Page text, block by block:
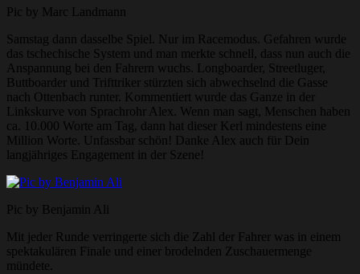
Pic by Marc Landmann
Samstag dann dasselbe Spiel. Nur im Racemodus. Gefahren wurde
das tschechische System und man merkte schnell, dass nun auch die
Anspannung bei den Fahrern wuchs. Longboarder, Streetluger,
Buttboarder und Trifttriker stürzten sich abwechselnd die Gasse
nach Ottenbach runter. Kommentiert wurde das Ganze in der
Linkskurve von Sprachrohr Alex. Wenn man sagt, Menschen haben
ca. 10.000 Worte am Tag, dann hat dieser Kerl mindestens eine
Million Worte. Unfassbar schön! Danke Alex auch für Dein
langjähriges Engagement in der Szene!
Pic by Benjamin Ali
Mit jeder Runde verringerte sich die Zahl der Fahrer was in einem
spektakulären Finale und einer brodelnden Zuschauermenge
mündete.